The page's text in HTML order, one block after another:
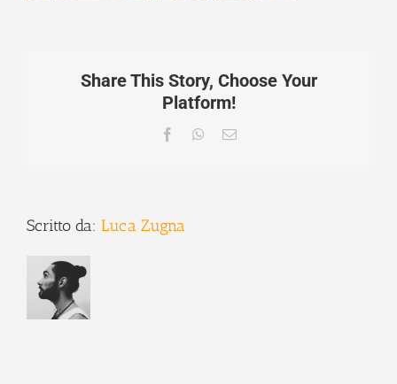
Share This Story, Choose Your
Platform!
FacebookWhatsApp
Email
Scritto da: Luca Zugna